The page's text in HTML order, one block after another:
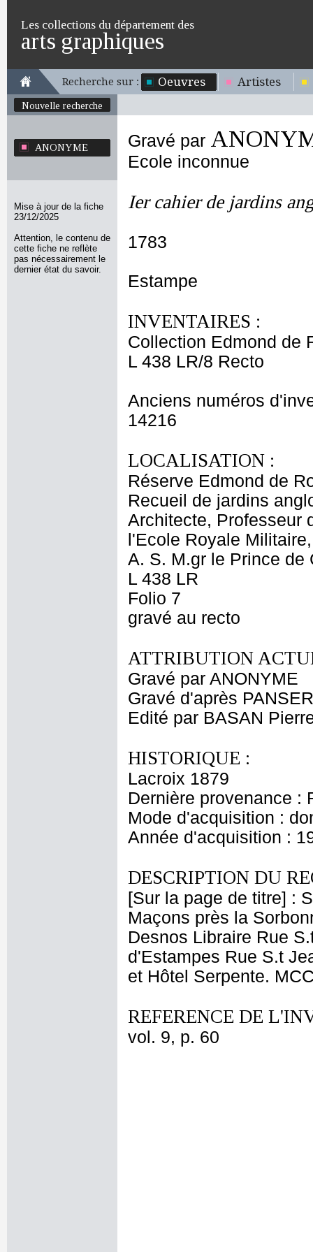
Les collections du département des
arts graphiques
Recherche sur : Oeuvres Artistes
Nouvelle recherche
ANONYME
Mise à jour de la fiche
23/12/2025
Attention, le contenu de
cette fiche ne reflète
pas nécessairement le
dernier état du savoir.
Gravé par
Ecole inconnue
Ier cahier de jardins
1783
Estampe
INVENTAIRES :
Collection Edmond de
L 438 LR/8 Recto
Anciens numéros
14216
LOCALISATION :
Réserve Edmond de
Recueil de jardins
Architecte, Professeur
l'Ecole Royale
A. S. M.gr le Prince de
L 438 LR
Folio 7
gravé au recto
ATTRIBUTION
Gravé par ANONYME
Gravé d'après
Edité par BASAN
HISTORIQUE :
Lacroix 1879
Dernière provenance :
Mode d'acquisition :
Année d'acquisition :
DESCRIPTION DU
[Sur la page de titre] :
Maçons près la
Desnos Libraire Rue
d'Estampes Rue S.t
et Hôtel Serpente.
REFERENCE DE
vol. 9, p. 60